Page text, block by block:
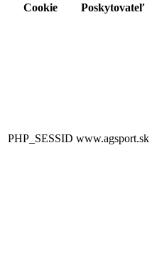
Cookie
Poskytovateľ
PHP_SESSID www.agsport.sk